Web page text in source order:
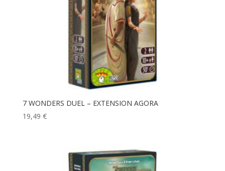
7 WONDERS DUEL – EXTENSION AGORA
19,49 €